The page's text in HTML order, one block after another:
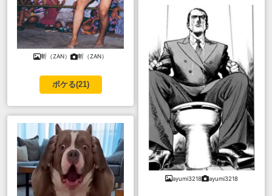
斬（ZAN） 斬（ZAN）
ボケる(21)
ayumi3218 ayumi3218